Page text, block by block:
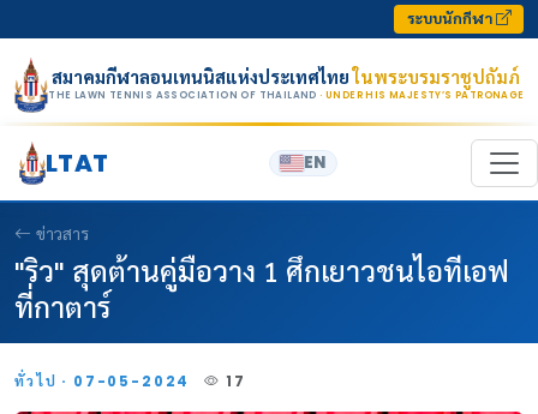
ระบบนักกีฬา
สมาคมกีฬาลอนเทนนิสแห่งประเทศไทยในพระบรมราชูปถัมภ์
THE LAWN TENNIS ASSOCIATION OF THAILAND · UNDER HIS MAJESTY’S PATRONAGE
LTAT EN
ข่าวสาร
"ริว" สุดต้านคู่มือวาง 1 ศึกเยาวชนไอทีเอฟ
ที่กาตาร์
ทั่วไป · 07-05-2024 17